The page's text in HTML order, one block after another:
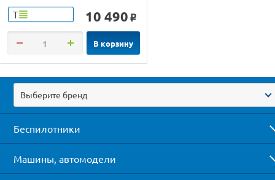
Т 10 490 o
В корзину
Выберите бренд
Беспилотники
Машины, автомодели